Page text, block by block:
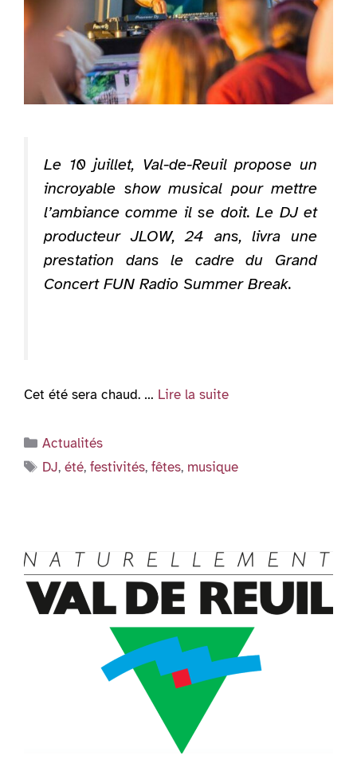
Le 10 juillet, Val-de-Reuil propose un
incroyable show musical pour mettre
l’ambiance comme il se doit. Le DJ et
producteur JLOW, 24 ans, livra une
prestation dans le cadre du Grand
Concert FUN Radio Summer Break.
Cet été sera chaud. … Lire la suite
Catégories
Actualités
Étiquettes
DJ,été,festivités,fêtes, musique